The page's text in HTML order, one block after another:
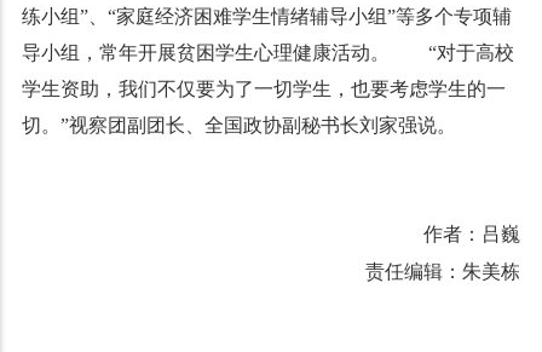
练小组”、“家庭经济困难学生情绪辅导小组”等多个专项辅
导小组，常年开展贫困学生心理健康活动。 “对于高校
学生资助，我们不仅要为了一切学生，也要考虑学生的一
切。”视察团副团长、全国政协副秘书长刘家强说。
作者：吕巍
责任编辑：朱美栋